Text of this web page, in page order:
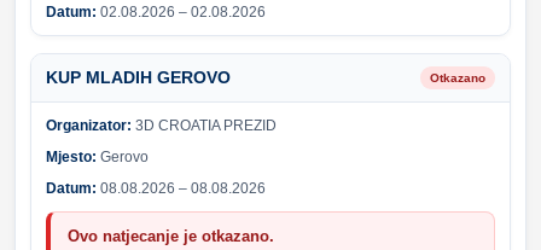
Datum: 02.08.2026 – 02.08.2026
KUP MLADIH GEROVO Otkazano
Organizator: 3D CROATIA PREZID
Mjesto: Gerovo
Datum: 08.08.2026 – 08.08.2026
Ovo natjecanje je otkazano.